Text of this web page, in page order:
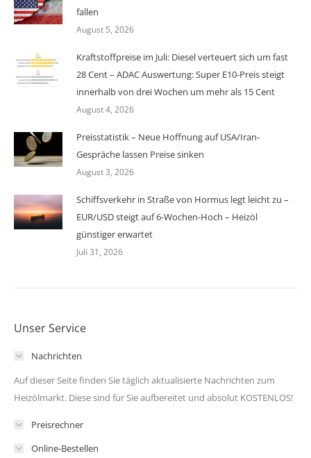
fallen
August 5, 2026
Kraftstoffpreise im Juli: Diesel verteuert sich um fast
28 Cent – ADAC Auswertung: Super E10-Preis steigt
innerhalb von drei Wochen um mehr als 15 Cent
August 4, 2026
Preisstatistik – Neue Hoffnung auf USA/Iran-
Gespräche lassen Preise sinken
August 3, 2026
Schiffsverkehr in Straße von Hormus legt leicht zu –
EUR/USD steigt auf 6-Wochen-Hoch – Heizöl
günstiger erwartet
Juli 31, 2026
Unser Service
Nachrichten
Auf dieser Seite finden Sie täglich aktualisierte Nachrichten zum
Heizölmarkt. Diese sind für Sie aufbereitet und absolut KOSTENLOS!
Preisrechner
Online-Bestellen